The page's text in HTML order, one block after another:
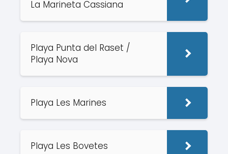
La Marineta Cassiana
Playa Punta del Raset /
Playa Nova
Playa Les Marines
Playa Les Bovetes